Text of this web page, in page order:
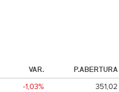
VAR.
P.ABERTURA
-1,03%
351,02